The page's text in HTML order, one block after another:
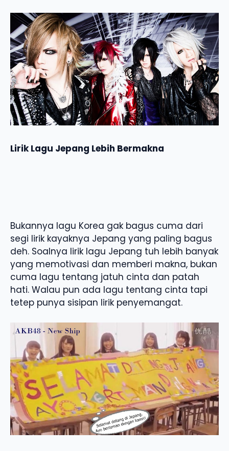
Lirik Lagu Jepang Lebih Bermakna
Bukannya lagu Korea gak bagus cuma dari
segi lirik kayaknya Jepang yang paling bagus
deh. Soalnya lirik lagu Jepang tuh lebih banyak
yang memotivasi dan memberi makna, bukan
cuma lagu tentang jatuh cinta dan patah
hati. Walau pun ada lagu tentang cinta tapi
tetep punya sisipan lirik penyemangat.